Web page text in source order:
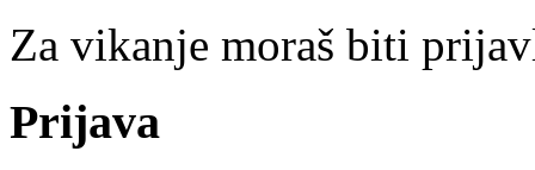
Za vikanje moraš biti
Prijava